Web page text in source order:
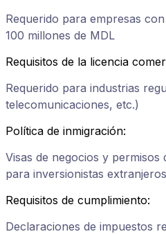
Requerido para empresas
100 millones de MDL
Requisitos de la licencia
Requerido para industrias
telecomunicaciones, etc.)
Política de inmigración:
Visas de negocios y permisos
para inversionistas extranjeros
Requisitos de cumplimiento:
Declaraciones de impuestos